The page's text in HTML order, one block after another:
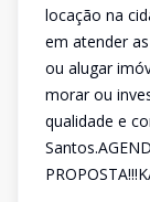
locação na
em atender
ou alugar
morar ou
qualidade e